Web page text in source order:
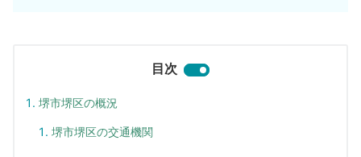
目次
堺市堺区の概況
堺市堺区の交通機関